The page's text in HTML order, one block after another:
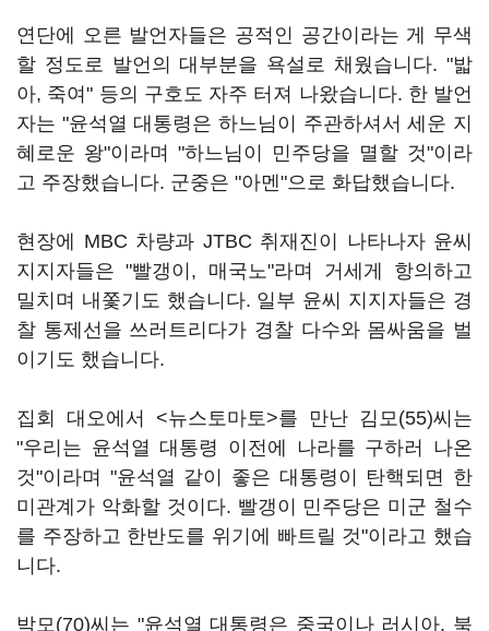
연단에 오른 발언자들은 공적인 공간이라는 게 무색
할 정도로 발언의 대부분을 욕설로 채웠습니다. "밟
아, 죽여" 등의 구호도 자주 터져 나왔습니다. 한 발언
자는 "윤석열 대통령은 하느님이 주관하셔서 세운 지
혜로운 왕"이라며 "하느님이 민주당을 멸할 것"이라
고 주장했습니다. 군중은 "아멘"으로 화답했습니다.
현장에 MBC 차량과 JTBC 취재진이 나타나자 윤씨
지지자들은 "빨갱이, 매국노"라며 거세게 항의하고
밀치며 내쫓기도 했습니다. 일부 윤씨 지지자들은 경
찰 통제선을 쓰러트리다가 경찰 다수와 몸싸움을 벌
이기도 했습니다.
집회 대오에서 <뉴스토마토>를 만난 김모(55)씨는
"우리는 윤석열 대통령 이전에 나라를 구하러 나온
것"이라며 "윤석열 같이 좋은 대통령이 탄핵되면 한
미관계가 악화할 것이다. 빨갱이 민주당은 미군 철수
를 주장하고 한반도를 위기에 빠트릴 것"이라고 했습
니다.
박모(70)씨는 "윤석열 대통령은 중국이나 러시아, 북